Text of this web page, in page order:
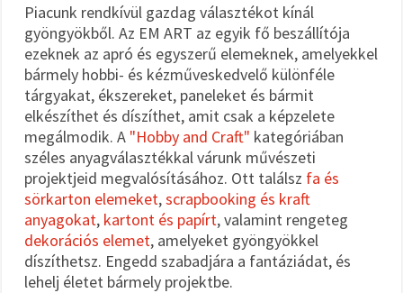
Piacunk rendkívül gazdag választékot kínál
gyöngyökből. Az EM ART az egyik fő beszállítója
ezeknek az apró és egyszerű elemeknek, amelyekkel
bármely hobbi- és kézműveskedvelő különféle
tárgyakat, ékszereket, paneleket és bármit
elkészíthet és díszíthet, amit csak a képzelete
megálmodik. A "Hobby and Craft" kategóriában
széles anyagválasztékkal várunk művészeti
projektjeid megvalósításához. Ott találsz fa és
sörkarton elemeket,scrapbooking és kraft
anyagokat, kartont és papírt, valamint rengeteg
dekorációs elemet, amelyeket gyöngyökkel
díszíthetsz. Engedd szabadjára a fantáziádat, és
lehelj életet bármely projektbe.